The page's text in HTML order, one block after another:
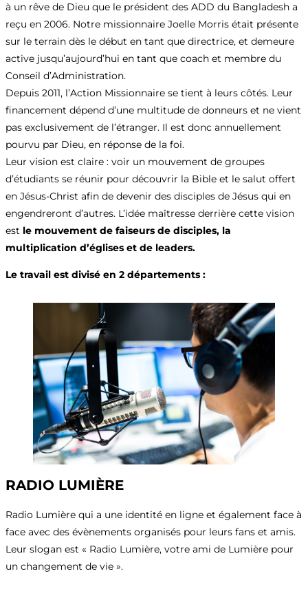
à un rêve de Dieu que le président des ADD du Bangladesh a
reçu en 2006. Notre missionnaire Joelle Morris était présente
sur le terrain dès le début en tant que directrice, et demeure
active jusqu’aujourd’hui en tant que coach et membre du
Conseil d’Administration.
Depuis 2011, l’Action Missionnaire se tient à leurs côtés. Leur
financement dépend d’une multitude de donneurs et ne vient
pas exclusivement de l’étranger. Il est donc annuellement
pourvu par Dieu, en réponse de la foi.
Leur vision est claire : voir un mouvement de groupes
d’étudiants se réunir pour découvrir la Bible et le salut offert
en Jésus-Christ afin de devenir des disciples de Jésus qui en
engendreront d’autres. L’idée maîtresse derrière cette vision
est le mouvement de faiseurs de disciples, la
multiplication d’églises et de leaders.
Le travail est divisé en 2 départements :
RADIO LUMIÈRE
Radio Lumière qui a une identité en ligne et également face à
face avec des évènements organisés pour leurs fans et amis.
Leur slogan est « Radio Lumière, votre ami de Lumière pour
un changement de vie ».